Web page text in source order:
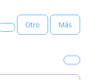
Otro Más